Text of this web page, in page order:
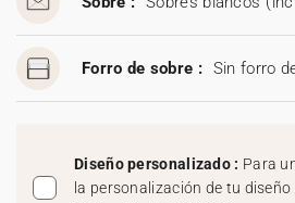
Forro de sobre : Sin forro
Diseño personalizado : Para
la personalización de tu